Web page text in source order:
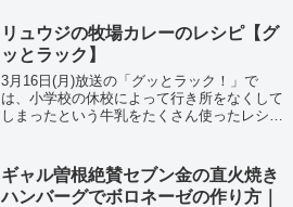
リュウジの牧場カレーのレシピ【グ
ッとラック】
3月16日(月)放送の「グッとラック！」で
は、小学校の休校によって行き所をなくして
しまったという牛乳をたくさん使ったレシピ
子レンジだけで作れる牛乳たっぷりな一品...
ギャル曽根絶賛セブン金の直火焼き
ハンバーグでボロネーゼの作り方｜